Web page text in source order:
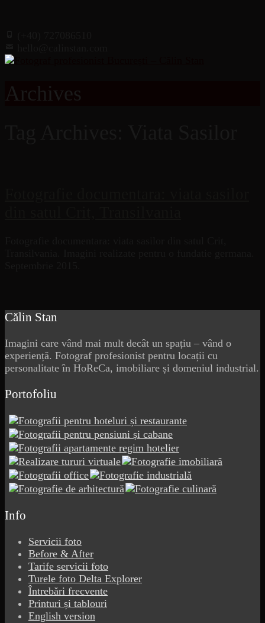
Archives
Călin Stan
Imagini care vând mai mult decât un spațiu – vând o
experiență. Fotograf profesionist pentru locații cu
personalitate în HoReCa, imobiliare și domeniul industrial.
Portofoliu
Info
Servicii foto
Before & After
Tarife servicii foto
Turele foto Delta Explorer
Întrebări frecvente
Printuri și tablouri
English version